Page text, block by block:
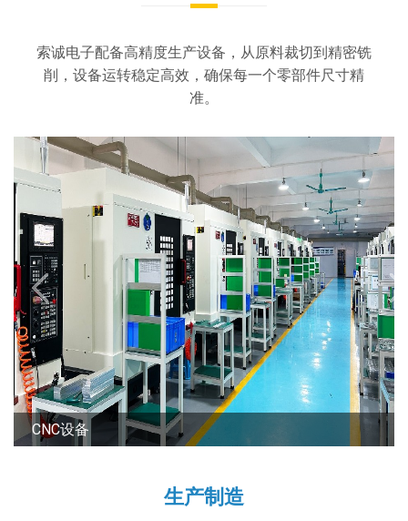
索诚电子配备高精度生产设备，从原料裁切到精密铣
削，设备运转稳定高效，确保每一个零部件尺寸精
准。
转轴装配车间
生产制造